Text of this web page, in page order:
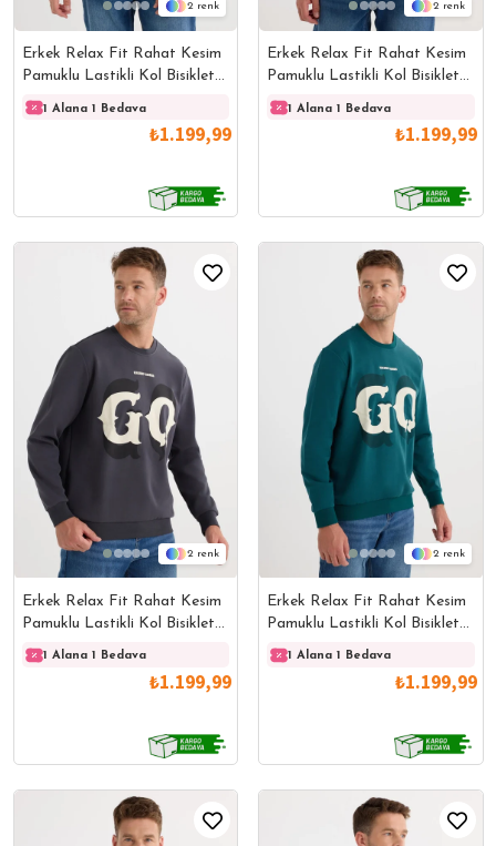
2
Erkek Relax Fit Rahat Kesim
Pamuklu Lastikli Kol Bisiklet
Yaka Baskılı Siyah Sweatshirt
1 Alana 1 Bedava 1 Alana 1 Bedava
₺1.199,99
2
Erkek Relax Fit Rahat Kesim
Pamuklu Lastikli Kol Bisiklet
Yaka Baskılı Haki Sweatshirt
1 Alana 1 Bedava
₺1.199,99
2
Erkek Relax Fit Rahat Kesim
Pamuklu Lastikli Kol Bisiklet
Yaka Baskılı Antrasit
Sweatshirt
1 Alana 1 Bedava 1 Alana 1 Bedava
₺1.199,99
2
Erkek Relax Fit Rahat Kesim
Pamuklu Lastikli Kol Bisiklet
Yaka Baskılı Yeşil Sweatshirt
1 Alana 1 Bedava
₺1.199,99